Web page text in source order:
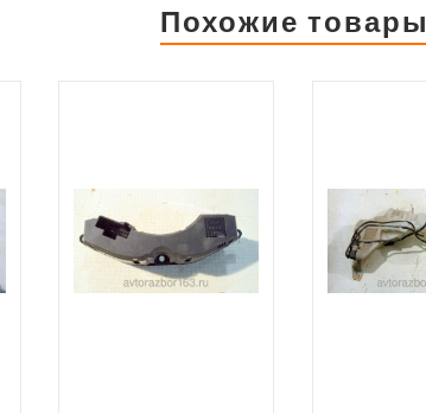
Похожие товары